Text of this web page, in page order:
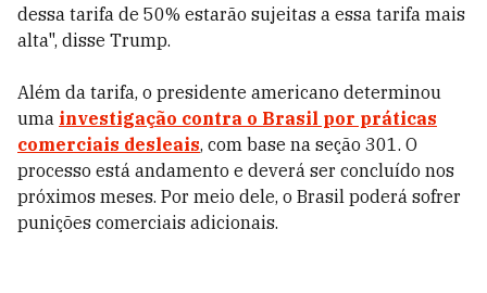
dessa tarifa de 50% estarão sujeitas a essa tarifa mais
alta", disse Trump.
Além da tarifa, o presidente americano determinou
uma investigação contra o Brasil por práticas
comerciais desleais, com base na seção 301. O
processo está andamento e deverá ser concluído nos
próximos meses. Por meio dele, o Brasil poderá sofrer
punições comerciais adicionais.